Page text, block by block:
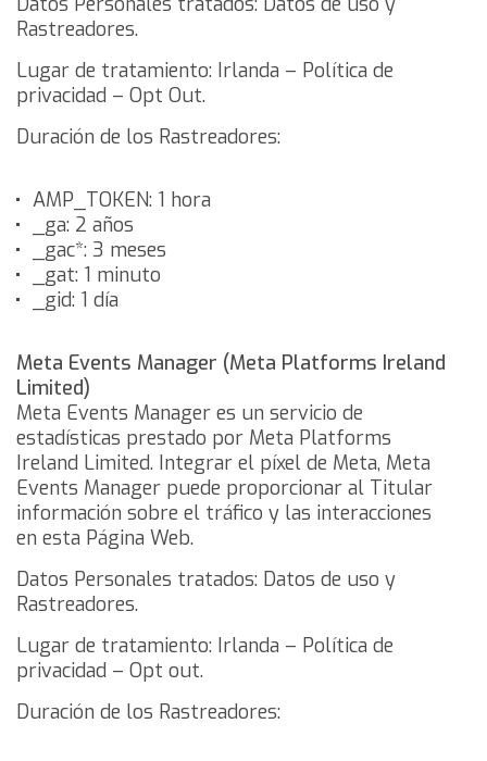
Rastreadores.
Lugar de tratamiento: Irlanda – Política de
privacidad – Opt Out.
Duración de los Rastreadores:
AMP_TOKEN: 1 hora
_ga: 2 años
_gac*: 3 meses
_gat: 1 minuto
_gid: 1 día
Meta Events Manager (Meta Platforms Ireland
Limited)
Meta Events Manager es un servicio de
estadísticas prestado por Meta Platforms
Ireland Limited. Integrar el píxel de Meta, Meta
Events Manager puede proporcionar al Titular
información sobre el tráfico y las interacciones
en esta Página Web.
Datos Personales tratados: Datos de uso y
Rastreadores.
Lugar de tratamiento: Irlanda – Política de
privacidad – Opt out.
Duración de los Rastreadores: